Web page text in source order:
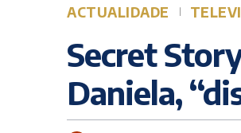
ACTUALIDADE
Secret
Daniela,